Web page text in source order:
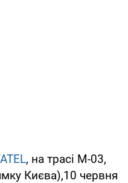
, на трасі М-03,
Києва),10 червня